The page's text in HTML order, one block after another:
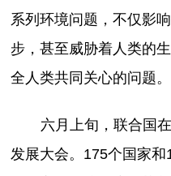
系列环境问题，不仅影
步，甚至威胁着人类的
全人类共同关心的问题。
六月上旬，联合国
发展大会。175个国家